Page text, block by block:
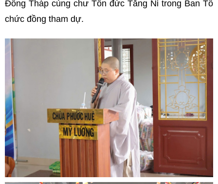
Đồng Tháp cùng chư Tôn đức Tăng Ni trong Ban Tổ
chức đồng tham dự.